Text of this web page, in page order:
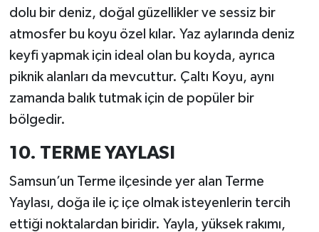
dolu bir deniz, doğal güzellikler ve sessiz bir
atmosfer bu koyu özel kılar. Yaz aylarında deniz
keyfi yapmak için ideal olan bu koyda, ayrıca
piknik alanları da mevcuttur. Çaltı Koyu, aynı
zamanda balık tutmak için de popüler bir
bölgedir.
10. TERME YAYLASI
Samsun’un Terme ilçesinde yer alan Terme
Yaylası, doğa ile iç içe olmak isteyenlerin tercih
ettiği noktalardan biridir. Yayla, yüksek rakımı,